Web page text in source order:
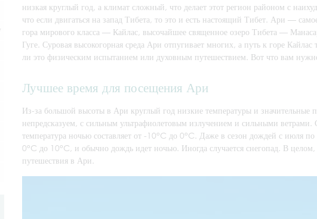
низкая круглый год, а климат сложный, что делает этот регион районом с
что если двигаться на запад Тибета, то это и есть настоящий Тибет. Ари —
гора мирового класса — Кайлас, высочайшее священное озеро Тибета —
Гуге. Суровая высокогорная среда Ари отпугивает многих, а путь к горе
ли это физическим испытанием или духовным путешествием. Вот что вам
Лучшее время для посещения Ари
Из-за большой высоты в Ари круглый год низкие температуры и
непредсказуем, с сильным ультрафиолетовым излучением и сильными
температура ночью составляет от -10°C до 0°C. Даже в сезон дождей с июля по
0°C до 10°C, и обычно дождь идет ночью. Иногда случается снегопад. В
путешествия в Ари.